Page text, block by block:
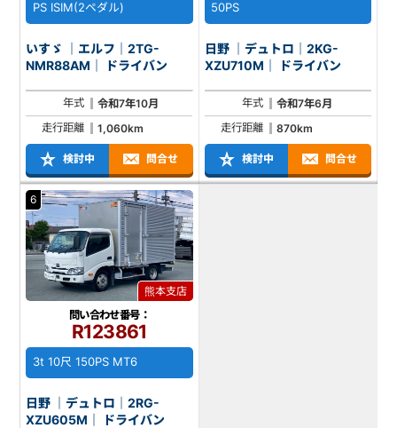
PS ISIM(2ペダル)
いすゞ ｜エルフ｜2TG-
NMR88AM｜ ドライバン
年式
令和7年10月
走行距離
1,060km
検討中 問合せ
50PS
日野 ｜デュトロ｜2KG-
XZU710M｜ ドライバン
年式
令和7年6月
走行距離
870km
検討中 問合せ
6
熊本支店
問い合わせ番号：
R123861
3t 10尺 150PS MT6
日野 ｜デュトロ｜2RG-
XZU605M｜ ドライバン